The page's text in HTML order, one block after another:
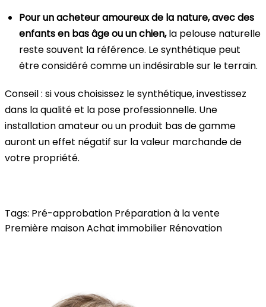
Pour un acheteur amoureux de la nature, avec des
enfants en bas âge ou un chien,la pelouse naturelle
reste souvent la référence. Le synthétique peut
être considéré comme un indésirable sur le terrain.
Conseil : si vous choisissez le synthétique, investissez
dans la qualité et la pose professionnelle. Une
installation amateur ou un produit bas de gamme
auront un effet négatif sur la valeur marchande de
votre propriété.
Tags: Pré-approbation Préparation à la vente
Première maisonAchat immobilier Rénovation